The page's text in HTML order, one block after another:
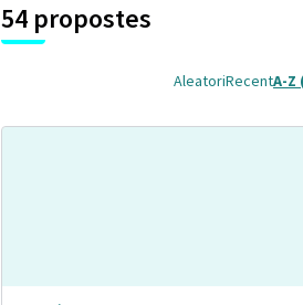
54 propostes
AleatoriRecentA-Z